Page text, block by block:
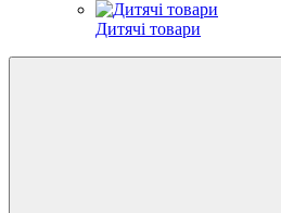
Дитячі товари